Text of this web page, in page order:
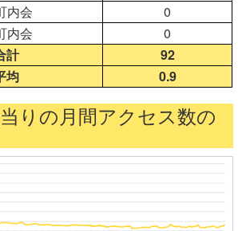
内会
0
内会
0
計
92
均
0.9
りの月間アクセス数の